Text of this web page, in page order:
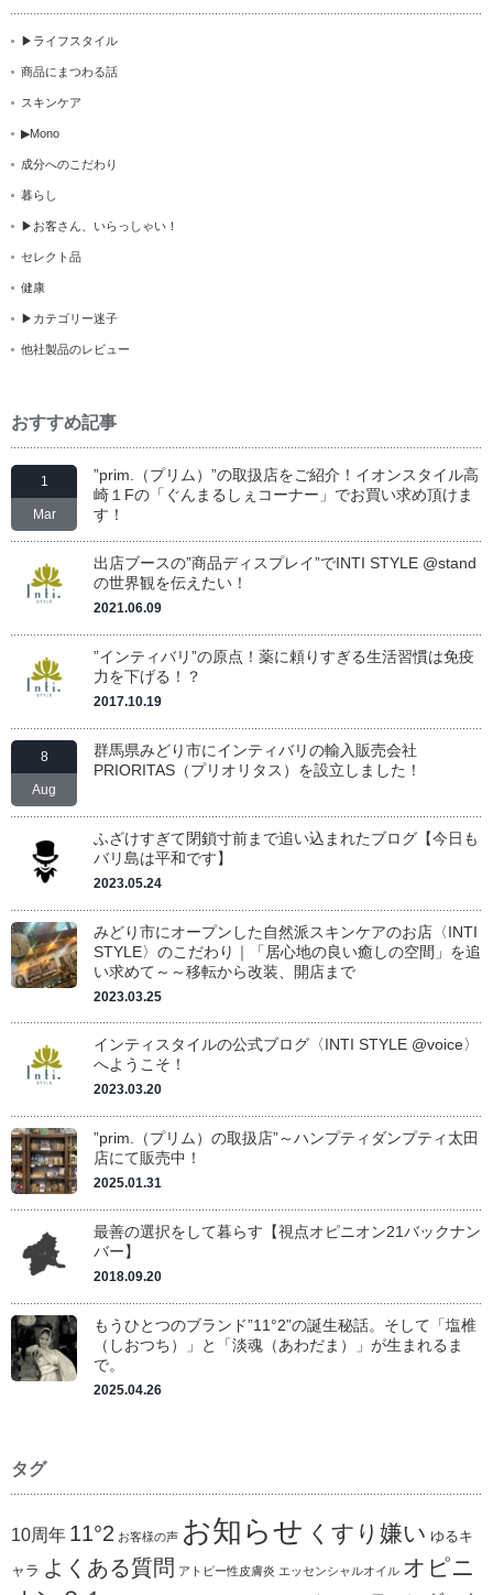
▶ライフスタイル
商品にまつわる話
スキンケア
▶Mono
成分へのこだわり
暮らし
▶お客さん、いらっしゃい！
セレクト品
健康
▶カテゴリー迷子
他社製品のレビュー
おすすめ記事
1
Mar
”prim.（プリム）”の取扱店をご紹介！イオンスタイル高
崎１Fの「ぐんまるしぇコーナー」でお買い求め頂けま
す！
出店ブースの”商品ディスプレイ”でINTI STYLE @stand
の世界観を伝えたい！
2021.06.09
”インティバリ”の原点！薬に頼りすぎる生活習慣は免疫
力を下げる！？
2017.10.19
8
Aug
群馬県みどり市にインティバリの輸入販売会社
PRIORITAS（プリオリタス）を設立しました！
ふざけすぎて閉鎖寸前まで追い込まれたブログ【今日も
バリ島は平和です】
2023.05.24
みどり市にオープンした自然派スキンケアのお店〈INTI
STYLE〉のこだわり｜「居心地の良い癒しの空間」を追
い求めて～～移転から改装、開店まで
2023.03.25
インティスタイルの公式ブログ〈INTI STYLE @voice〉
へようこそ！
2023.03.20
”prim.（プリム）の取扱店”～ハンプティダンプティ太田
店にて販売中！
2025.01.31
最善の選択をして暮らす【視点オピニオン21バックナン
バー】
2018.09.20
もうひとつのブランド”11°2”の誕生秘話。そして「塩椎
（しおつち）」と「淡魂（あわだま）」が生まれるま
で。
2025.04.26
タグ
10周年 11°2 お客様の声 お知らせ くすり嫌い ゆるキ
ャラ よくある質問 アトピー性皮膚炎 エッセンシャルオイル オピニ